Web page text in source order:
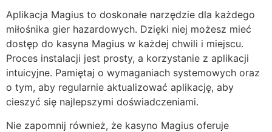
Aplikacja Magius to doskonałe narzędzie dla każdego
miłośnika gier hazardowych. Dzięki niej możesz mieć
dostęp do kasyna Magius w każdej chwili i miejscu.
Proces instalacji jest prosty, a korzystanie z aplikacji
intuicyjne. Pamiętaj o wymaganiach systemowych oraz
o tym, aby regularnie aktualizować aplikację, aby
cieszyć się najlepszymi doświadczeniami.
Nie zapomnij również, że kasyno Magius oferuje